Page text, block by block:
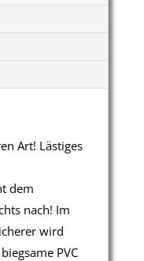
Art! Lästiges
dem
nach! Im
wird
PVC